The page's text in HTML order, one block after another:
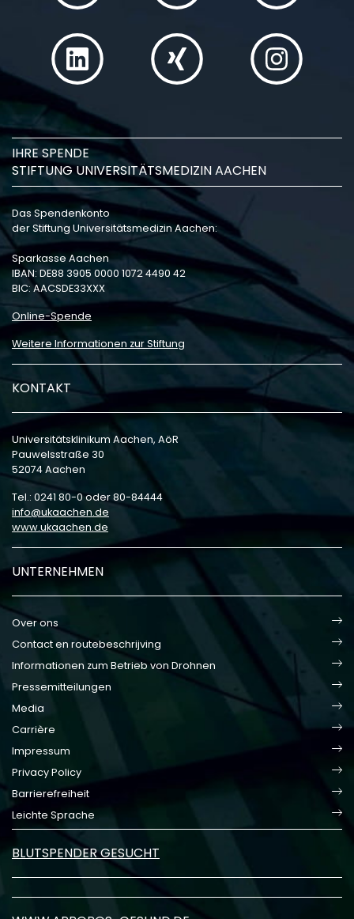
IHRE SPENDE
STIFTUNG UNIVERSITÄTSMEDIZIN AACHEN
Das Spendenkonto
der Stiftung Universitätsmedizin Aachen:
Sparkasse Aachen
IBAN: DE88 3905 0000 1072 4490 42
BIC: AACSDE33XXX
Online-Spende
Weitere Informationen zur Stiftung
KONTAKT
Universitätsklinikum Aachen, AöR
Pauwelsstraße 30
52074 Aachen
Tel.: 0241 80-0 oder 80-84444
info
ukaachen de
www.ukaachen.de
UNTERNEHMEN
Over ons
Contact en routebeschrijving
Informationen zum Betrieb von Drohnen
Pressemitteilungen
Media
Carrière
Impressum
Privacy Policy
Barrierefreiheit
Leichte Sprache
BLUTSPENDER GESUCHT